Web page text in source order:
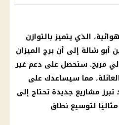
الذي يتميز بالتوازن
أبو شالة إلى أن برج الميزان
مريح. ستحصل على دعم غير
مما سيساعدك على
مشاريع جديدة تحتاج إلى
لتوسيع نطاق